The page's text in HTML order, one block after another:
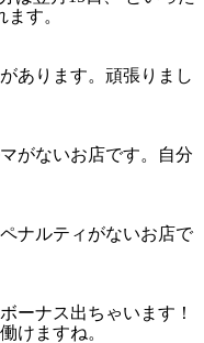
す。
あります。頑張りまし
がないお店です。自分
ナルティがないお店で
ーナス出ちゃいます！
けますね。